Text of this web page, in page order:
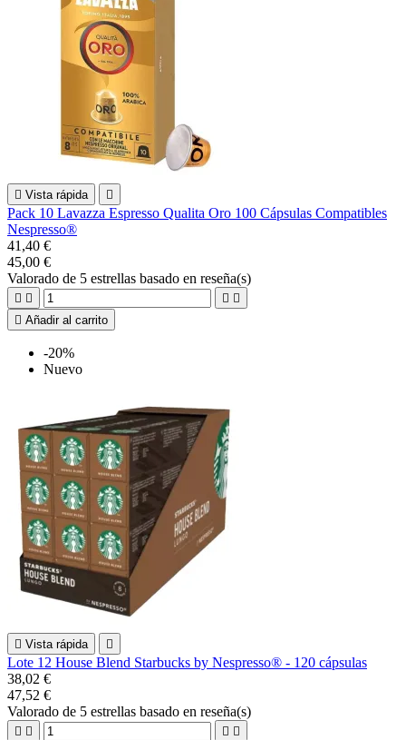
 Vista rápida 
Pack 10 Lavazza Espresso Qualita Oro 100 Cápsulas Compatibles
Nespresso®
41,40 €
45,00 €
Valorado de 5 estrellas basado en reseña(s)
   
 Añadir al carrito
-20%
Nuevo
 Vista rápida 
Lote 12 House Blend Starbucks by Nespresso® - 120 cápsulas
38,02 €
47,52 €
Valorado de 5 estrellas basado en reseña(s)
   